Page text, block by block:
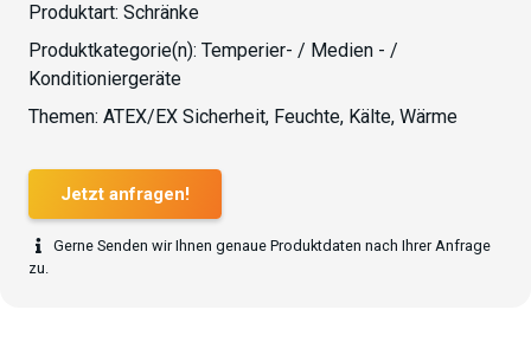
Produktart: Schränke
Produktkategorie(n): Temperier- / Medien - /
Konditioniergeräte
Themen: ATEX/EX Sicherheit, Feuchte, Kälte, Wärme
Jetzt anfragen!
Gerne Senden wir Ihnen genaue Produktdaten nach Ihrer Anfrage
zu.